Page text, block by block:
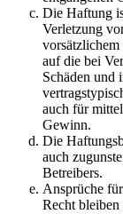
Die Haftung
Verletzung
vorsätzlichem
auf die bei
Schäden und
auch für
Gewinn.
Die
auch
Betreibers.
Ansprüche
Recht bleiben